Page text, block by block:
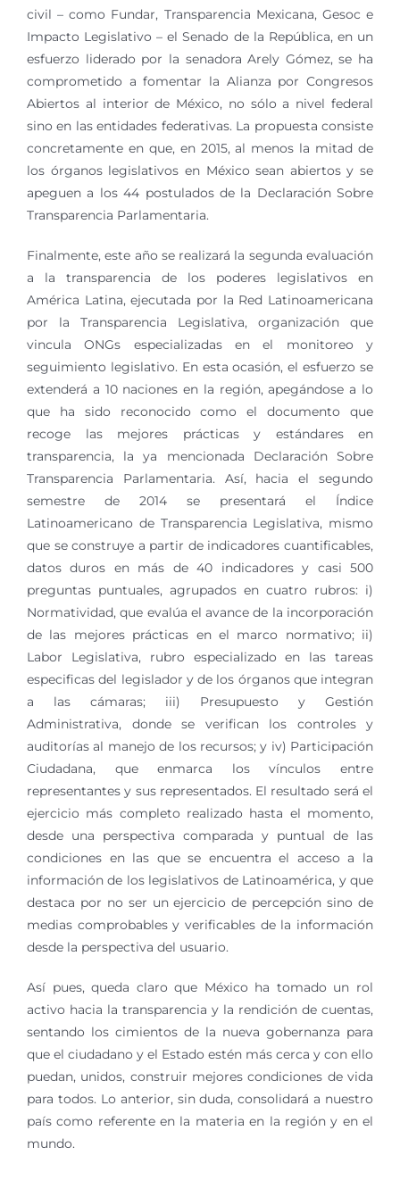
civil – como Fundar, Transparencia Mexicana, Gesoc e
Impacto Legislativo – el Senado de la República, en un
esfuerzo liderado por la senadora Arely Gómez, se ha
comprometido a fomentar la Alianza por Congresos
Abiertos al interior de México, no sólo a nivel federal
sino en las entidades federativas. La propuesta consiste
concretamente en que, en 2015, al menos la mitad de
los órganos legislativos en México sean abiertos y se
apeguen a los 44 postulados de la Declaración Sobre
Transparencia Parlamentaria.
Finalmente, este año se realizará la segunda evaluación
a la transparencia de los poderes legislativos en
América Latina, ejecutada por la Red Latinoamericana
por la Transparencia Legislativa, organización que
vincula ONGs especializadas en el monitoreo y
seguimiento legislativo. En esta ocasión, el esfuerzo se
extenderá a 10 naciones en la región, apegándose a lo
que ha sido reconocido como el documento que
recoge las mejores prácticas y estándares en
transparencia, la ya mencionada Declaración Sobre
Transparencia Parlamentaria. Así, hacia el segundo
semestre de 2014 se presentará el Índice
Latinoamericano de Transparencia Legislativa, mismo
que se construye a partir de indicadores cuantificables,
datos duros en más de 40 indicadores y casi 500
preguntas puntuales, agrupados en cuatro rubros: i)
Normatividad, que evalúa el avance de la incorporación
de las mejores prácticas en el marco normativo; ii)
Labor Legislativa, rubro especializado en las tareas
especificas del legislador y de los órganos que integran
a las cámaras; iii) Presupuesto y Gestión
Administrativa, donde se verifican los controles y
auditorías al manejo de los recursos; y iv) Participación
Ciudadana, que enmarca los vínculos entre
representantes y sus representados. El resultado será el
ejercicio más completo realizado hasta el momento,
desde una perspectiva comparada y puntual de las
condiciones en las que se encuentra el acceso a la
información de los legislativos de Latinoamérica, y que
destaca por no ser un ejercicio de percepción sino de
medias comprobables y verificables de la información
desde la perspectiva del usuario.
Así pues, queda claro que México ha tomado un rol
activo hacia la transparencia y la rendición de cuentas,
sentando los cimientos de la nueva gobernanza para
que el ciudadano y el Estado estén más cerca y con ello
puedan, unidos, construir mejores condiciones de vida
para todos. Lo anterior, sin duda, consolidará a nuestro
país como referente en la materia en la región y en el
mundo.